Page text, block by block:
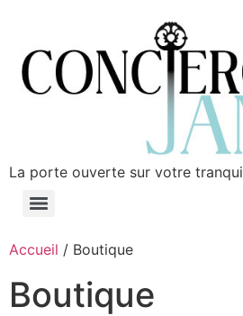
La porte ouverte sur votre
Accueil / Boutique
Boutique